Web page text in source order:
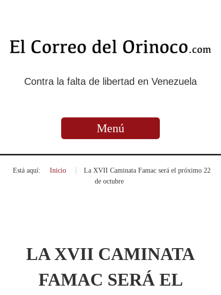
Contra la falta de libertad en Venezuela
Menú
Está aquí: Inicio
La XVII Caminata Famac será el próximo 22
de octubre
LA XVII CAMINATA
FAMAC SERÁ EL